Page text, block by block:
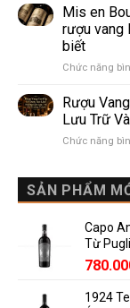
Mis en
rượu vang
biết
Chức năng
Rượu
Lưu Trữ
Chức năng
SẢN PHẨM
Capo
Từ
Giá
là:
1924